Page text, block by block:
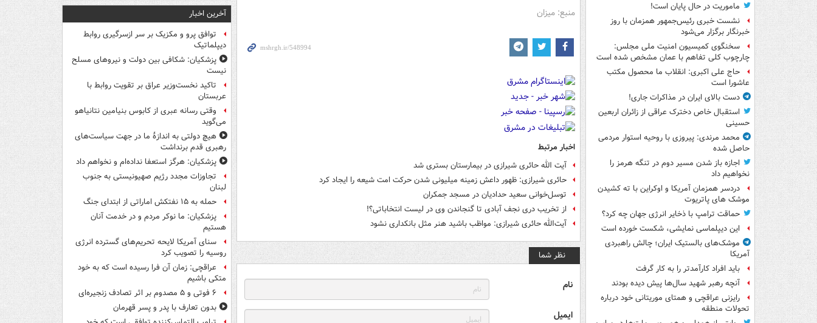
ماموریت در حال پایان است!
نشست خبری رئیس‌جمهور همزمان با روز
خبرنگار برگزار می‌شود
سخنگوی کمیسیون امنیت ملی مجلس:
چارچوب کلی تفاهم با عمان مشخص شده است
حاج علی اکبری: انقلاب ما محصول مکتب
عاشورا است
دست بالای ایران در مذاکرات جاری!
استقبال خاص دخترک عراقی از زائران اربعین
حسینی
محمد مرندی: پیروزی با روحیه استوار مردمی
حاصل شده
اجازه باز شدن مسیر دوم در تنگه هرمز را
نخواهیم داد
دردسر همزمان آمریکا و اوکراین با ته کشیدن
موشک های پاتریوت
حماقت ترامپ با ذخایر انرژی جهان چه کرد؟
این دیپلماسی نمایشی، شکست خورده است
موشک‌های بالستیک ایران؛ چالش راهبردی
آمریکا
باید افراد کارآمدتر را به کار گرفت
آنچه رهبر شهید سال‌ها پیش دیده بودند
رایزنی عراقچی و همتای موریتانی خود درباره
تحولات منطقه
منبع: میزان
اخبار مرتبط
آیت الله حائری شیرازی در بیمارستان بستری شد
حائری شیرازی: ظهور داعش زمینه میلیونی شدن حرکت امت شیعه را ایجاد کرد
توسل‌خوانی سعید حدادیان در مسجد جمکران
از تخریب دری نجف آبادی تا گنجاندن وی در لیست انتخاباتی؟!
آیت‌الله حائری شیرازی: مواظب باشید هنر مثل بانکداری نشود
نظر شما
نام
ایمیل
آخرین اخبار
توافق پرو و مکزیک بر سر ازسرگیری روابط
دیپلماتیک
پزشکیان: شکافی بین دولت و نیروهای مسلح
نیست
تاکید نخست‌وزیر عراق بر تقویت روابط با
عربستان
وقتی رسانه عبری از کابوس بنیامین نتانیاهو
می‌گوید
هیچ دولتی به اندازۀ ما در جهت سیاست‌های
رهبری قدم برنداشت
پزشکیان: هرگز استعفا نداده‌ام و نخواهم داد
تجاوزات مجدد رژیم صهیونیستی به جنوب
لبنان
حمله به ۱۵ نفتکش‌ اماراتی از ابتدای جنگ
پزشکیان: ما نوکر مردم و در خدمت آنان
هستیم
سنای آمریکا لایحه تحریم‌های گسترده انرژی
روسیه را تصویب کرد
عراقچی: زمان آن فرا رسیده است که به خود
متکی باشیم
۶ فوتی و ۵ مصدوم بر اثر تصادف زنجیره‌ای
بدون تعارف با پدر و پسر قهرمان